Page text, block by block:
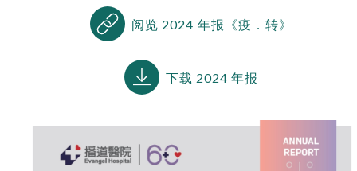
阅览 2024 年报《疫．转》
下载 2024 年报